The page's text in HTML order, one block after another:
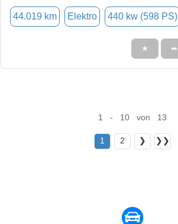
44.019 km Elektro 440 kw (598 PS)
★ ➦
1 - 10 von 13
1 2 ❯ ❯❯